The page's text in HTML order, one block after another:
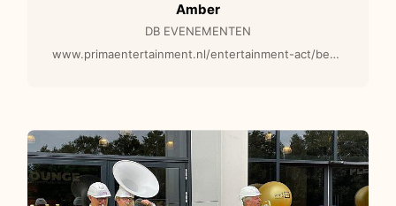
Amber
DB EVENEMENTEN
www.primaentertainment.nl/entertainment-act/behekste-zusters-steltenlopers/